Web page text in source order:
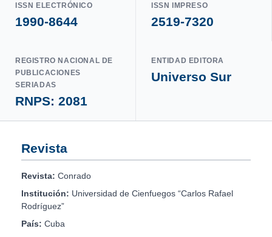
ISSN ELECTRÓNICO
1990-8644
ISSN IMPRESO
2519-7320
REGISTRO NACIONAL DE
PUBLICACIONES
SERIADAS
RNPS: 2081
ENTIDAD EDITORA
Universo Sur
Revista
Revista: Conrado
Institución: Universidad de Cienfuegos “Carlos Rafael
Rodríguez”
País: Cuba